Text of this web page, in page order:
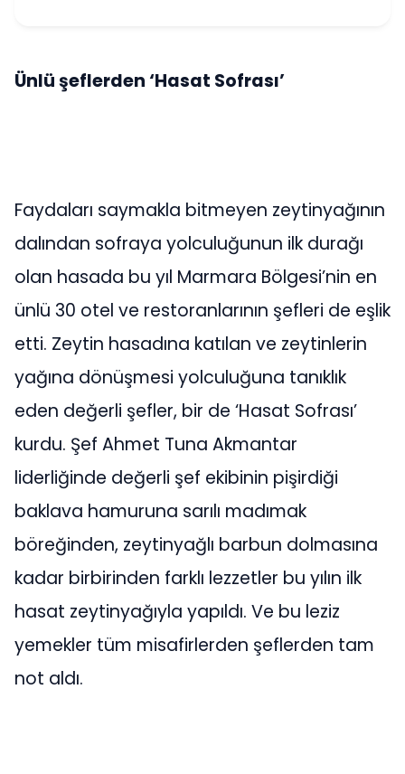
Ünlü şeflerden ‘Hasat Sofrası’
Faydaları saymakla bitmeyen zeytinyağının
dalından sofraya yolculuğunun ilk durağı
olan hasada bu yıl Marmara Bölgesi’nin en
ünlü 30 otel ve restoranlarının şefleri de eşlik
etti. Zeytin hasadına katılan ve zeytinlerin
yağına dönüşmesi yolculuğuna tanıklık
eden değerli şefler, bir de ‘Hasat Sofrası’
kurdu. Şef Ahmet Tuna Akmantar
liderliğinde değerli şef ekibinin pişirdiği
baklava hamuruna sarılı madımak
böreğinden, zeytinyağlı barbun dolmasına
kadar birbirinden farklı lezzetler bu yılın ilk
hasat zeytinyağıyla yapıldı. Ve bu leziz
yemekler tüm misafirlerden şeflerden tam
not aldı.